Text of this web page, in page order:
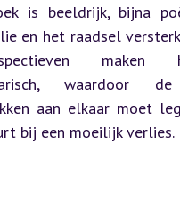
is beeldrijk, bijna
en het raadsel
waardoor
aan elkaar moet
bij een moeilijk verlies.